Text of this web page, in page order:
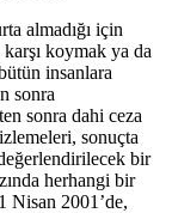
almadığı için
koymak ya da
insanlara
sonra
sonra dahi ceza
sonuçta
bir
herhangi bir
Nisan 2001’de,